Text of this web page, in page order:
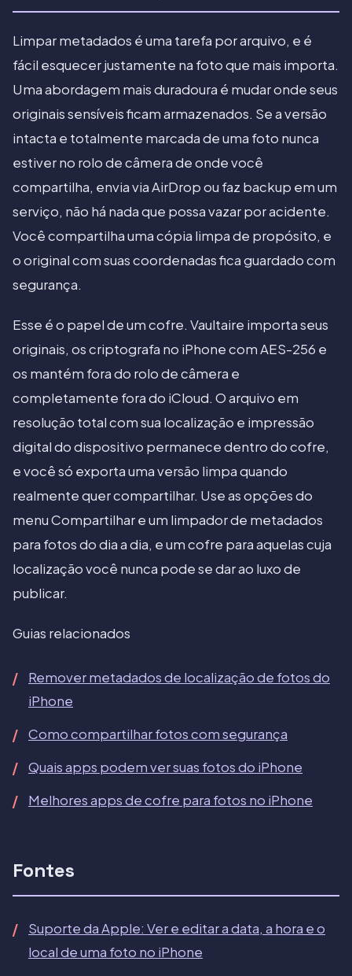
Limpar metadados é uma tarefa por arquivo, e é
fácil esquecer justamente na foto que mais importa.
Uma abordagem mais duradoura é mudar onde seus
originais sensíveis ficam armazenados. Se a versão
intacta e totalmente marcada de uma foto nunca
estiver no rolo de câmera de onde você
compartilha, envia via AirDrop ou faz backup em um
serviço, não há nada que possa vazar por acidente.
Você compartilha uma cópia limpa de propósito, e
o original com suas coordenadas fica guardado com
segurança.
Esse é o papel de um cofre. Vaultaire importa seus
originais, os criptografa no iPhone com AES-256 e
os mantém fora do rolo de câmera e
completamente fora do iCloud. O arquivo em
resolução total com sua localização e impressão
digital do dispositivo permanece dentro do cofre,
e você só exporta uma versão limpa quando
realmente quer compartilhar. Use as opções do
menu Compartilhar e um limpador de metadados
para fotos do dia a dia, e um cofre para aquelas cuja
localização você nunca pode se dar ao luxo de
publicar.
Guias relacionados
Remover metadados de localização de fotos do
iPhone
Como compartilhar fotos com segurança
Quais apps podem ver suas fotos do iPhone
Melhores apps de cofre para fotos no iPhone
Fontes
Suporte da Apple: Ver e editar a data, a hora e o
local de uma foto no iPhone